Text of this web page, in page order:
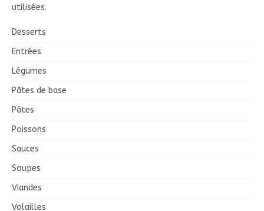
utilisées.
Desserts
Entrées
Légumes
Pâtes de base
Pâtes
Poissons
Sauces
Soupes
Viandes
Volailles